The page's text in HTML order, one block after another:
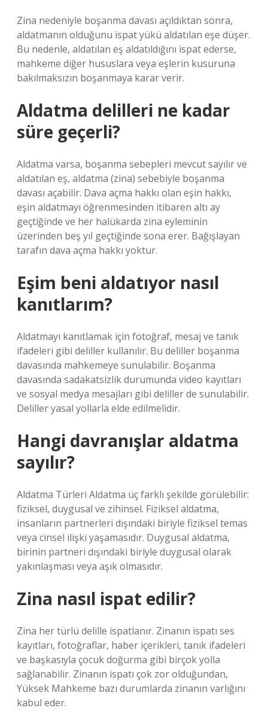
Zina nedeniyle boşanma davası açıldıktan sonra,
aldatmanın olduğunu ispat yükü aldatılan eşe düşer.
Bu nedenle, aldatılan eş aldatıldığını ispat ederse,
mahkeme diğer hususlara veya eşlerin kusuruna
bakılmaksızın boşanmaya karar verir.
Aldatma delilleri ne kadar
süre geçerli?
Aldatma varsa, boşanma sebepleri mevcut sayılır ve
aldatılan eş, aldatma (zina) sebebiyle boşanma
davası açabilir. Dava açma hakkı olan eşin hakkı,
eşin aldatmayı öğrenmesinden itibaren altı ay
geçtiğinde ve her halükarda zina eyleminin
üzerinden beş yıl geçtiğinde sona erer. Bağışlayan
tarafın dava açma hakkı yoktur.
Eşim beni aldatıyor nasıl
kanıtlarım?
Aldatmayı kanıtlamak için fotoğraf, mesaj ve tanık
ifadeleri gibi deliller kullanılır. Bu deliller boşanma
davasında mahkemeye sunulabilir. Boşanma
davasında sadakatsizlik durumunda video kayıtları
ve sosyal medya mesajları gibi deliller de sunulabilir.
Deliller yasal yollarla elde edilmelidir.
Hangi davranışlar aldatma
sayılır?
Aldatma Türleri Aldatma üç farklı şekilde görülebilir:
fiziksel, duygusal ve zihinsel. Fiziksel aldatma,
insanların partnerleri dışındaki biriyle fiziksel temas
veya cinsel ilişki yaşamasıdır. Duygusal aldatma,
birinin partneri dışındaki biriyle duygusal olarak
yakınlaşması veya aşık olmasıdır.
Zina nasıl ispat edilir?
Zina her türlü delille ispatlanır. Zinanın ispatı ses
kayıtları, fotoğraflar, haber içerikleri, tanık ifadeleri
ve başkasıyla çocuk doğurma gibi birçok yolla
sağlanabilir. Zinanın ispatı çok zor olduğundan,
Yüksek Mahkeme bazı durumlarda zinanın varlığını
kabul eder.